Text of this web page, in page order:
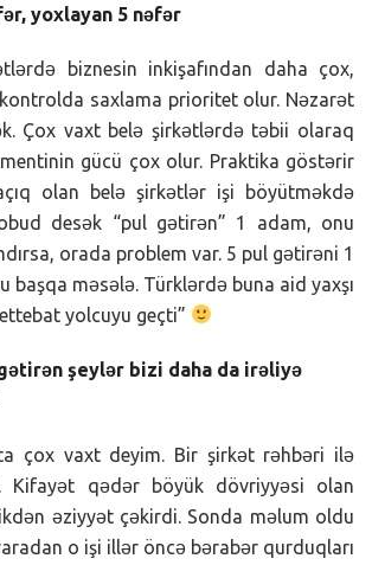
yoxlayan 5 nəfər
biznesin inkişafından daha çox,
saxlama prioritet olur. Nəzarət
Çox vaxt belə şirkətlərdə təbii olaraq
gücü çox olur. Praktika göstərir
olan belə şirkətlər işi böyütməkdə
desək “pul gətirən” 1 adam, onu
orada problem var. 5 pul gətirəni 1
başqa məsələ. Türklərdə buna aid yaxşı
yolcuyu geçti”
şeylər bizi daha da irəliyə
çox vaxt deyim. Bir şirkət rəhbəri ilə
Kifayət qədər böyük dövriyyəsi olan
əziyyət çəkirdi. Sonda məlum oldu
o işi illər öncə bərabər qurduqları